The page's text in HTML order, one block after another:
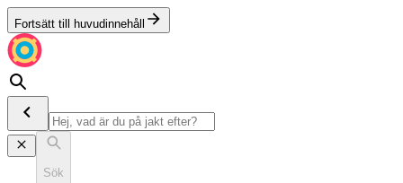
Fortsätt till huvudinnehåll
Sök